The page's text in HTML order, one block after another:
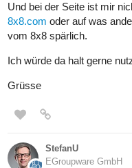
Und bei der Seite ist mir
8x8.com oder auf was
vom 8x8 spärlich.
Ich würde da halt gerne
Grüsse
StefanU
EGroupware GmbH